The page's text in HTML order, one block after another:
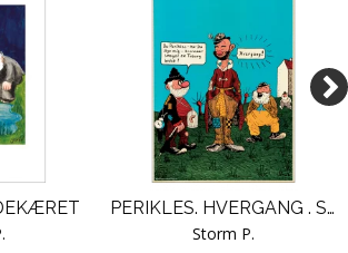
PERIKLES. HVERGANG . STORM P
Storm P.